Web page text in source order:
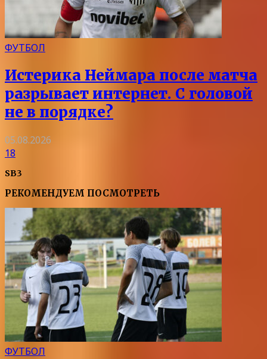
ФУТБОЛ
Истерика Неймара после матча
разрывает интернет. С головой
не в порядке?
05.08.2026
18
SB3
РЕКОМЕНДУЕМ ПОСМОТРЕТЬ
ФУТБОЛ